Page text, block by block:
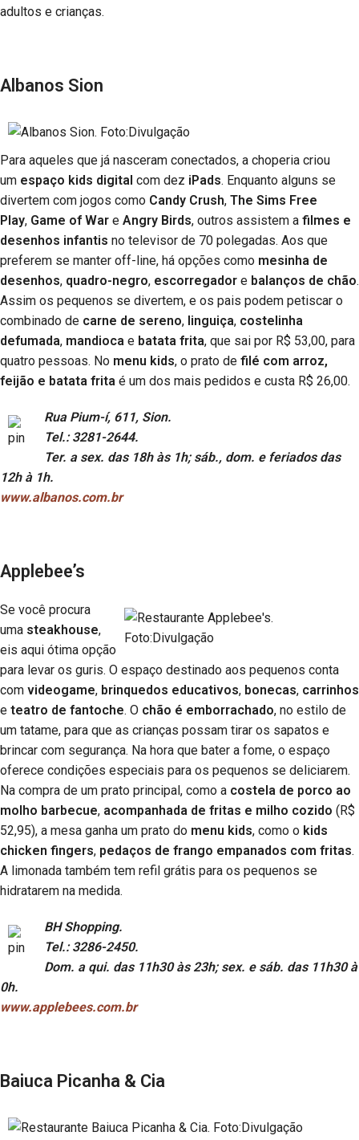
adultos e crianças.
Albanos Sion
Para aqueles que já nasceram conectados, a choperia criou
um espaço kids digital com dez iPads. Enquanto alguns se
divertem com jogos como Candy Crush, The Sims Free
Play, Game of War e Angry Birds, outros assistem a filmes e
desenhos infantis no televisor de 70 polegadas. Aos que
preferem se manter off-line, há opções como mesinha de
desenhos, quadro-negro, escorregador e balanços de chão.
Assim os pequenos se divertem, e os pais podem petiscar o
combinado de carne de sereno, linguiça, costelinha
defumada, mandioca e batata frita, que sai por R$ 53,00, para
quatro pessoas. No menu kids, o prato de filé com arroz,
feijão e batata frita é um dos mais pedidos e custa R$ 26,00.
Rua Pium-í, 611, Sion.
Tel.: 3281-2644.
Ter. a sex. das 18h às 1h; sáb., dom. e feriados das
12h à 1h.
www.albanos.com.br
Applebee’s
Se você procura
uma steakhouse,
eis aqui ótima opção
para levar os guris. O espaço destinado aos pequenos conta
com videogame, brinquedos educativos, bonecas, carrinhos
e teatro de fantoche. O chão é emborrachado, no estilo de
um tatame, para que as crianças possam tirar os sapatos e
brincar com segurança. Na hora que bater a fome, o espaço
oferece condições especiais para os pequenos se deliciarem.
Na compra de um prato principal, como a costela de porco ao
molho barbecue, acompanhada de fritas e milho cozido (R$
52,95), a mesa ganha um prato do menu kids, como o kids
chicken fingers, pedaços de frango empanados com fritas.
A limonada também tem refil grátis para os pequenos se
hidratarem na medida.
BH Shopping.
Tel.: 3286-2450.
Dom. a qui. das 11h30 às 23h; sex. e sáb. das 11h30 à
0h.
www.applebees.com.br
Baiuca Picanha & Cia